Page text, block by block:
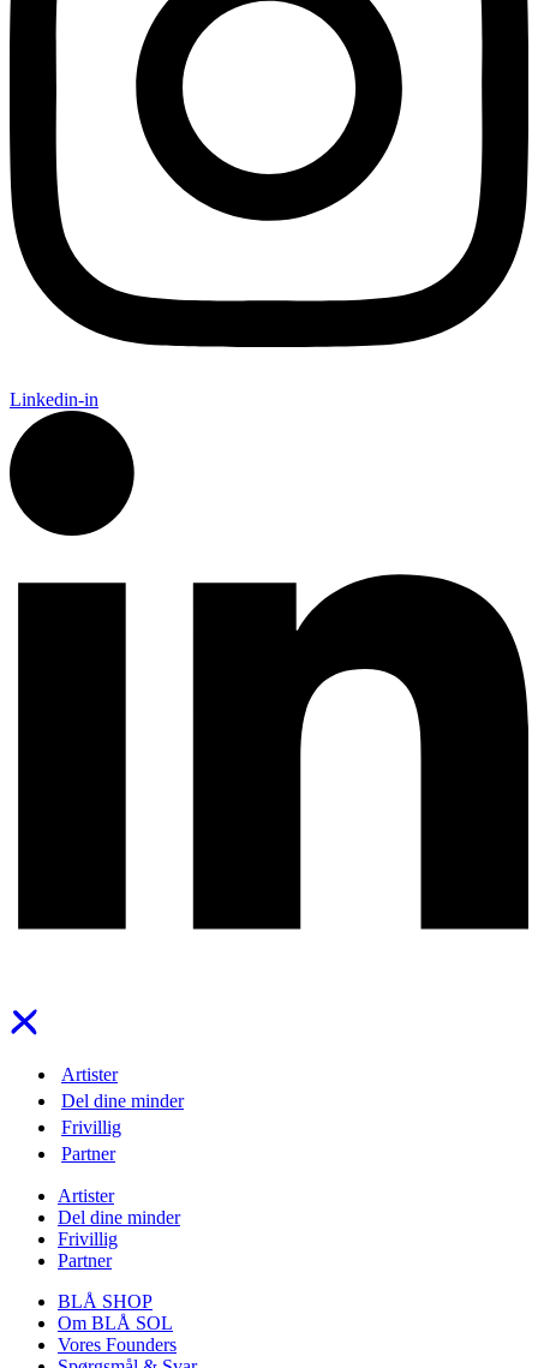
Linkedin-in
Artister
Del dine minder
Frivillig
Partner
Artister
Del dine minder
Frivillig
Partner
BLÅ SHOP
Om BLÅ SOL
Vores Founders